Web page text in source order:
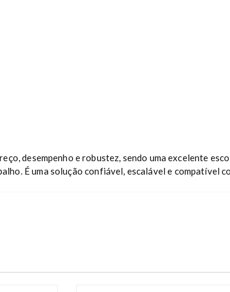
desempenho e robustez, sendo uma excelente
É uma solução confiável, escalável e compatível